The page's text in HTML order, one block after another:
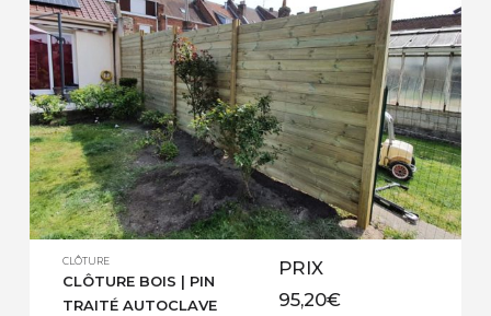
CLÔTURE
CLÔTURE BOIS | PIN
TRAITÉ AUTOCLAVE
PRIX
95,20€